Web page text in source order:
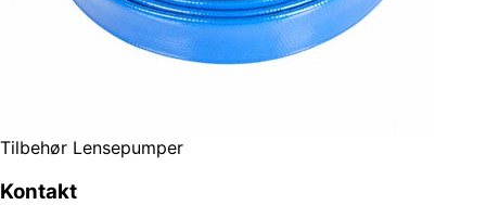
Tilbehør Lensepumper
Kontakt